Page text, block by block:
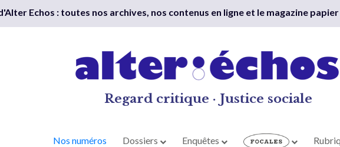
Echos : toutes nos archives, nos contenus en ligne et le magazine papier
Regard critique · Justice sociale
Nos numéros Dossiers Enquêtes